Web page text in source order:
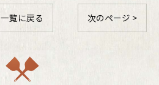
一覧に戻る 次のページ >